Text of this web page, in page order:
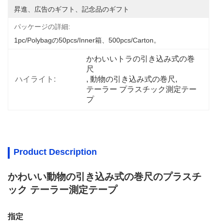
昇進、広告のギフト、記念品のギフト
パッケージの詳細:
1pc/polybagの50pcs/inner箱、500pcs/carton。
ハイライト:
かわいいトラの引き込み式の巻
尺
, 動物の引き込み式の巻尺 ,
テーラー プラスチック測定テー
プ
Product Description
かわいい動物の引き込み式の巻尺のプラスチ
ック テーラー測定テープ
指定